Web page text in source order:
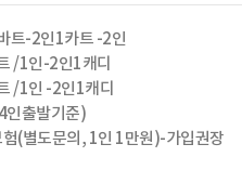
트-2인1카트 -2인
/1인-2인1캐디
/1인 -2인1캐디
출발기준)
(별도문의, 1인 1만원)-가입권장